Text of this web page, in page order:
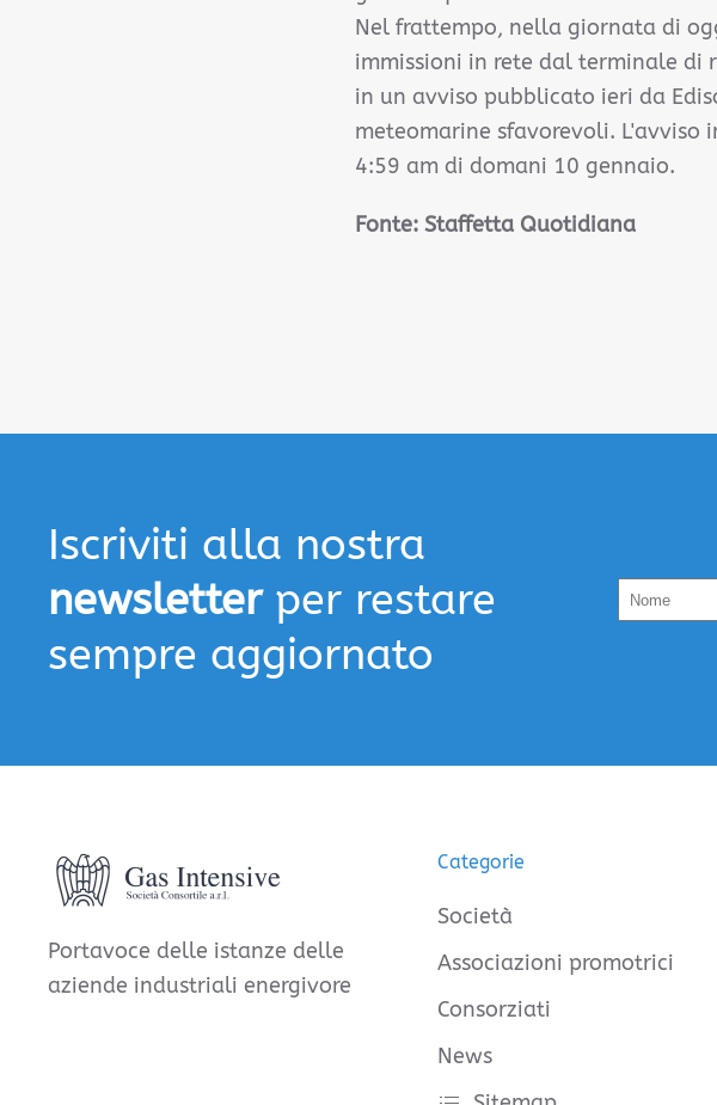
Nel frattempo, nella giornata di
immissioni in rete dal terminale di
in un avviso pubblicato ieri da
meteomarine sfavorevoli. L'avviso
4:59 am di domani 10 gennaio.
Fonte: Staffetta Quotidiana
Iscriviti alla nostra
newsletterper restare
sempre aggiornato
Portavoce delle istanze delle
aziende industriali energivore
Categorie
Società
Associazioni promotrici
Consorziati
News